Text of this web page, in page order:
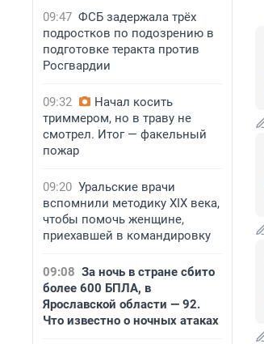
09:47 ФСБ задержала трёх
подростков по подозрению в
подготовке теракта против
Росгвардии
09:32
Начал косить
триммером, но в траву не
смотрел. Итог — факельный
пожар
09:20 Уральские врачи
вспомнили методику XIX века,
чтобы помочь женщине,
приехавшей в командировку
09:08 За ночь в стране сбито
более 600 БПЛА, в
Ярославской области — 92.
Что известно о ночных атаках